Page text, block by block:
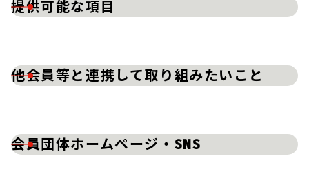
提供可能な項目
他会員等と連携して取り組みたいこと
会員団体ホームページ・SNS